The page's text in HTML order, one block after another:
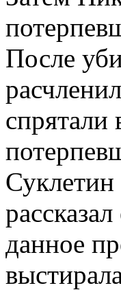
После
спрятали
Суклетин
данное